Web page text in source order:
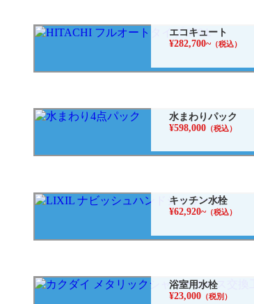
エコキュート
¥282,700~（税込）
水まわりパック
¥598,000（税込）
キッチン水栓
¥62,920~（税込）
浴室用水栓
¥23,000（税別）